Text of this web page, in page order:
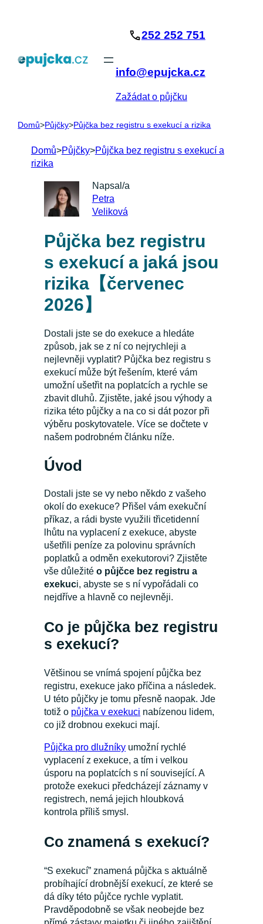
252 252 751
info@epujcka.cz
Zažádat o půjčku
Domů>Půjčky>Půjčka bez registru s exekucí a rizika
Domů>Půjčky>Půjčka bez registru s exekucí a
rizika
Napsal/a
Petra
Veliková
Půjčka bez registru
s exekucí a jaká jsou
rizika【červenec
2026】
Dostali jste se do exekuce a hledáte
způsob, jak se z ní co nejrychleji a
nejlevněji vyplatit? Půjčka bez registru s
exekucí může být řešením, které vám
umožní ušetřit na poplatcích a rychle se
zbavit dluhů. Zjistěte, jaké jsou výhody a
rizika této půjčky a na co si dát pozor při
výběru poskytovatele. Více se dočtete v
našem podrobném článku níže.
Úvod
Dostali jste se vy nebo někdo z vašeho
okolí do exekuce? Přišel vám exekuční
příkaz, a rádi byste využili třicetidenní
lhůtu na vyplacení z exekuce, abyste
ušetřili peníze za polovinu správních
poplatků a odměn exekutorovi? Zjistěte
vše důležitéo půjčce bez registru a
exekuci, abyste se s ní vypořádali co
nejdříve a hlavně co nejlevněji.
Co je půjčka bez registru
s exekucí?
Většinou se vnímá spojení půjčka bez
registru, exekuce jako příčina a následek.
U této půjčky je tomu přesně naopak. Jde
totiž o půjčka v exekuci nabízenou lidem,
co již drobnou exekuci mají.
Půjčka pro dlužníky umožní rychlé
vyplacení z exekuce, a tím i velkou
úsporu na poplatcích s ní související. A
protože exekuci předcházejí záznamy v
registrech, nemá jejich hloubková
kontrola příliš smysl.
Co znamená s exekucí?
“S exekucí” znamená půjčka s aktuálně
probíhající drobnější exekucí, ze které se
dá díky této půjčce rychle vyplatit.
Pravděpodobně se však neobejde bez